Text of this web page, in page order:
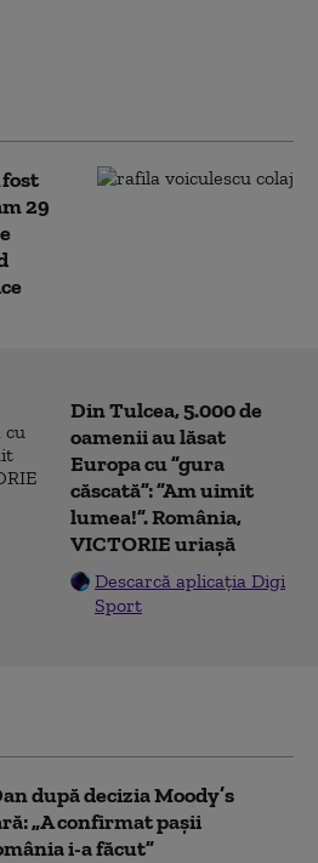
fost
29
Din Tulcea, 5.000 de
oamenii au lăsat
Europa cu ”gura
căscată”: ”Am uimit
lumea!”. România,
VICTORIE uriașă
Descarcă aplicația Digi
Sport
după decizia Moody’s
„A confirmat pașii
i-a făcut”